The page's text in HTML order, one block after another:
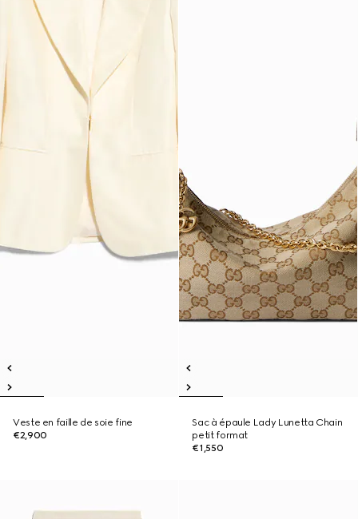
Veste en faille de soie fine
€2,900
Sac à épaule Lady Lunetta Chain
petit format
€1,550